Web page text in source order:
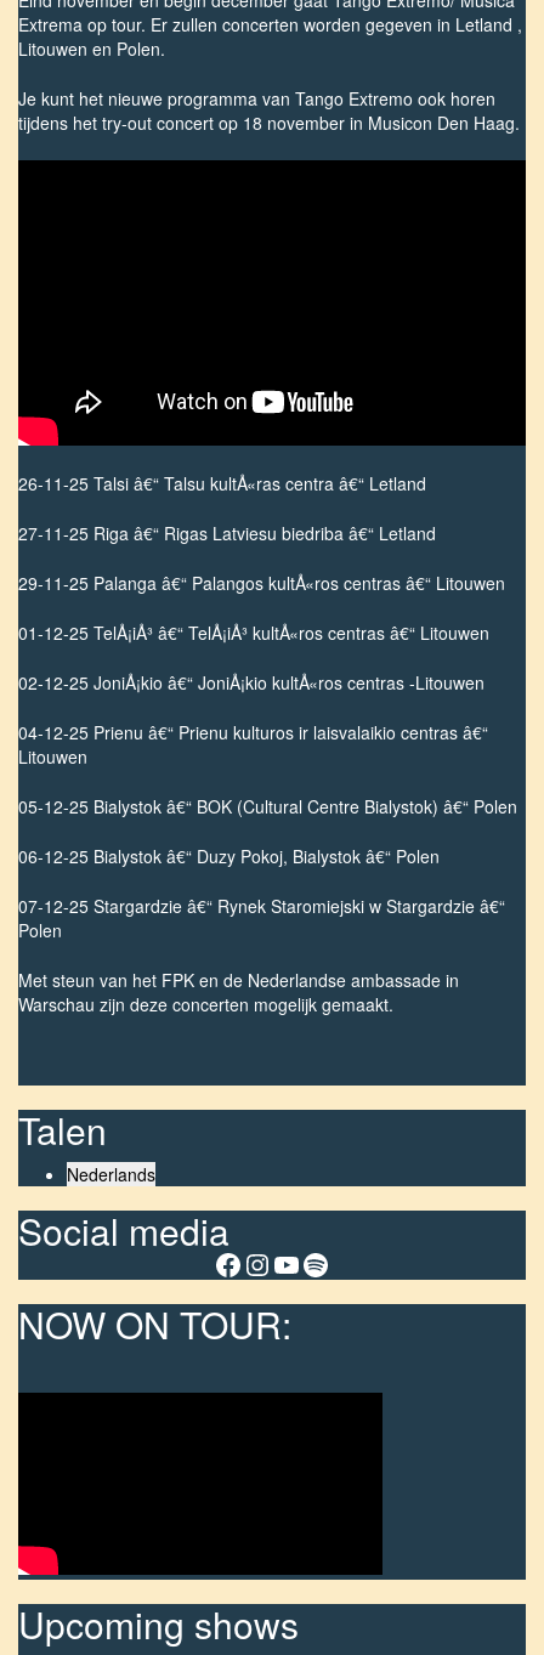
Extrema op tour. Er zullen concerten worden gegeven in Letland ,
Litouwen en Polen.
Je kunt het nieuwe programma van Tango Extremo ook horen
tijdens het try-out concert op 18 november in Musicon Den Haag.
26-11-25 Talsi â€“ Talsu kultÅ«ras centra â€“ Letland
27-11-25 Riga â€“ Rigas Latviesu biedriba â€“ Letland
29-11-25 Palanga â€“ Palangos kultÅ«ros centras â€“ Litouwen
01-12-25 TelÅ¡iÅ³ â€“ TelÅ¡iÅ³ kultÅ«ros centras â€“ Litouwen
02-12-25 JoniÅ¡kio â€“ JoniÅ¡kio kultÅ«ros centras -Litouwen
04-12-25 Prienu â€“ Prienu kulturos ir laisvalaikio centras â€“
Litouwen
05-12-25 Bialystok â€“ BOK (Cultural Centre Bialystok) â€“ Polen
06-12-25 Bialystok â€“ Duzy Pokoj, Bialystok â€“ Polen
07-12-25 Stargardzie â€“ Rynek Staromiejski w Stargardzie â€“
Polen
Met steun van het FPK en de Nederlandse ambassade in
Warschau zijn deze concerten mogelijk gemaakt.
Talen
Nederlands
Social media
Facebook
Instagram
YouTube
Spotify
NOW ON TOUR:
Upcoming shows